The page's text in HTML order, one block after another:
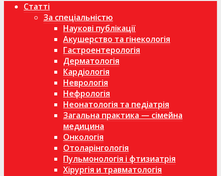
Статті
За спеціальністю
Наукові публікації
Акушерство та гінекологія
Гастроентерологія
Дерматологія
Кардіологія
Неврологія
Нефрологія
Неонатологія та педіатрія
Загальна практика — сімейна
медицина
Онкологія
Отоларінгологія
Пульмонологія і фтизиатрія
Хірургія и травматологія